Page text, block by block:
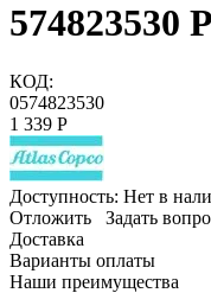
574823530
КОД:
0574823530
1 339 Р
Доступность: Нет в
Отложить
Задать
Доставка
Варианты оплаты
Наши преимущества